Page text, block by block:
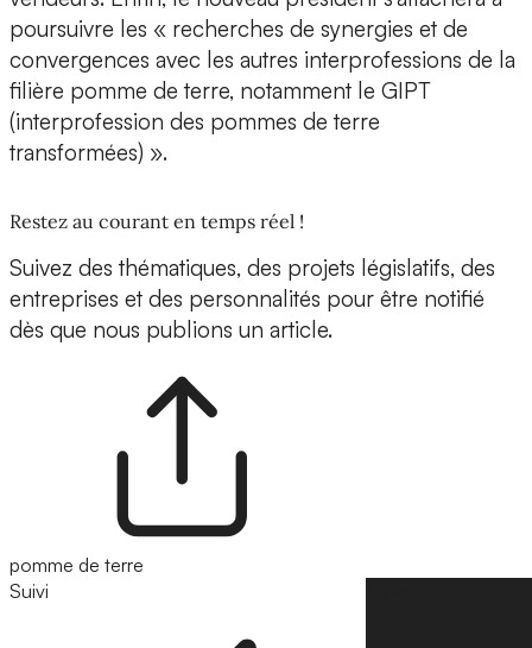
poursuivre les « recherches de synergies et de
convergences avec les autres interprofessions de la
filière pomme de terre, notamment le GIPT
(interprofession des pommes de terre
transformées) ».
Restez au courant en temps réel !
Suivez des thématiques, des projets législatifs, des
entreprises et des personnalités pour être notifié
dès que nous publions un article.
pomme de terre
Suivi